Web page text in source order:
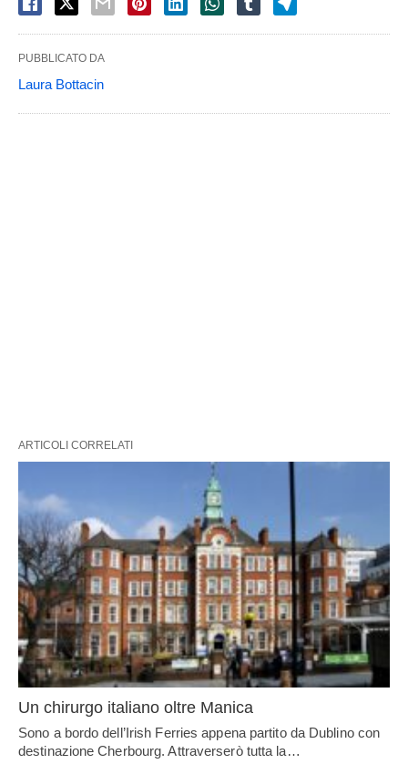
PUBBLICATO DA
Laura Bottacin
ARTICOLI CORRELATI
Un chirurgo italiano oltre Manica
Sono a bordo dell’Irish Ferries appena partito da Dublino con
destinazione Cherbourg. Attraverserò tutta la…